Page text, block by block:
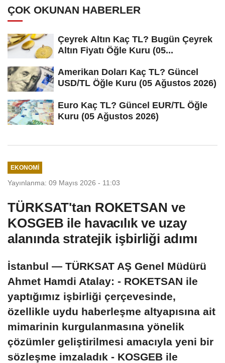
ÇOK OKUNAN HABERLER
Çeyrek Altın Kaç TL? Bugün Çeyrek
Altın Fiyatı Öğle Kuru (05...
Amerikan Doları Kaç TL? Güncel
USD/TL Öğle Kuru (05 Ağustos 2026)
Euro Kaç TL? Güncel EUR/TL Öğle
Kuru (05 Ağustos 2026)
EKONOMI
Yayınlanma: 09 Mayıs 2026 - 11:03
TÜRKSAT'tan ROKETSAN ve
KOSGEB ile havacılık ve uzay
alanında stratejik işbirliği adımı
İstanbul — TÜRKSAT AŞ Genel Müdürü
Ahmet Hamdi Atalay: - ROKETSAN ile
yaptığımız işbirliği çerçevesinde,
özellikle uydu haberleşme altyapısına ait
mimarinin kurgulanmasına yönelik
çözümler geliştirilmesi amacıyla yeni bir
sözleşme imzaladık - KOSGEB ile